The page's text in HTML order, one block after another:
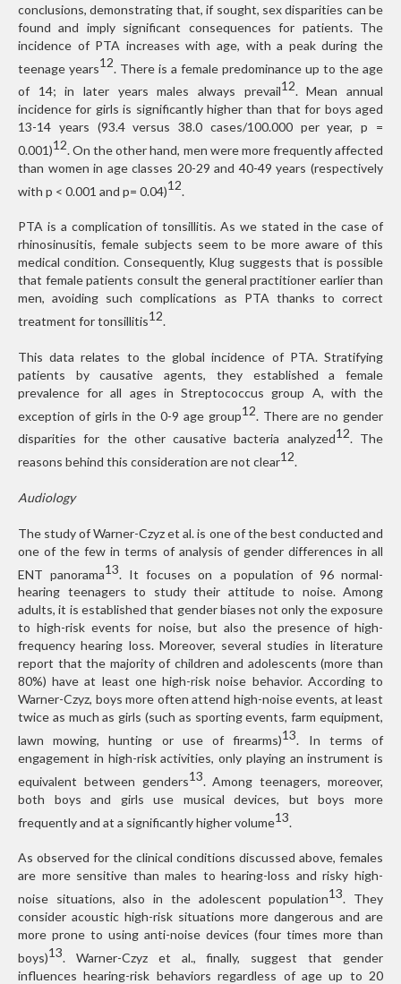
conclusions, demonstrating that, if sought, sex disparities can be
found and imply significant consequences for patients. The
incidence of PTA increases with age, with a peak during the
teenage years12 . There is a female predominance up to the age
of 14; in later years males always prevail12. Mean annual
incidence for girls is significantly higher than that for boys aged
13-14 years (93.4 versus 38.0 cases/100.000 per year, p =
0.001)12. On the other hand, men were more frequently affected
than women in age classes 20-29 and 40-49 years (respectively
with p < 0.001 and p= 0.04)12
PTA is a complication of tonsillitis. As we stated in the case of
rhinosinusitis, female subjects seem to be more aware of this
medical condition. Consequently, Klug suggests that is possible
that female patients consult the general practitioner earlier than
men, avoiding such complications as PTA thanks to correct
treatment for tonsillitis12.
This data relates to the global incidence of PTA. Stratifying
patients by causative agents, they established a female
prevalence for all ages in Streptococcus group A, with the
exception of girls in the 0-9 age group12. There are no gender
disparities for the other causative bacteria analyzed12. The
reasons behind this consideration are not clear12.
Audiology
The study of Warner-Czyz et al. is one of the best conducted and
one of the few in terms of analysis of gender differences in all
ENT panorama13. It focuses on a population of 96 normal-
hearing teenagers to study their attitude to noise. Among
adults, it is established that gender biases not only the exposure
to high-risk events for noise, but also the presence of high-
frequency hearing loss. Moreover, several studies in literature
report that the majority of children and adolescents (more than
80%) have at least one high-risk noise behavior. According to
Warner-Czyz, boys more often attend high-noise events, at least
twice as much as girls (such as sporting events, farm equipment,
lawn mowing, hunting or use of firearms)13. In terms of
engagement in high-risk activities, only playing an instrument is
equivalent between genders13. Among teenagers, moreover,
both boys and girls use musical devices, but boys more
frequently and at a significantly higher volume13.
As observed for the clinical conditions discussed above, females
are more sensitive than males to hearing-loss and risky high-
noise situations, also in the adolescent population13. They
consider acoustic high-risk situations more dangerous and are
more prone to using anti-noise devices (four times more than
boys)13. Warner-Czyz et al., finally, suggest that gender
influences hearing-risk behaviors regardless of age up to 20